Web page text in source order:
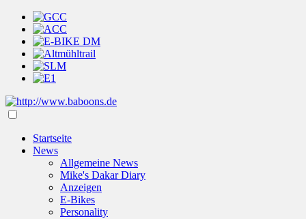
Startseite
News
Allgemeine News
Mike's Dakar Diary
Anzeigen
E-Bikes
Personality